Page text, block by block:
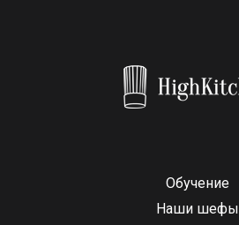
Обучение
Наши шефы